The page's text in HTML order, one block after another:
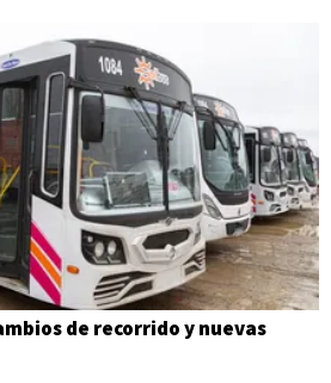
de recorrido y nuevas